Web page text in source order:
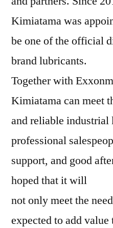
Kimiatama was
be one of the official
brand lubricants.
Together with
Kimiatama can meet
and reliable
professional
support, and good
hoped that it will
not only meet the
expected to add